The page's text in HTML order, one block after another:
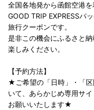
全国各地発から函館空港
GOOD TRIP EXPRESSパ
旅行クーポンです。
是非この機会にふるさと
楽しみください。
【予約方法】
★ご希望の「日時」・「
いて、あらかじめ専用サ
お願いいたします★